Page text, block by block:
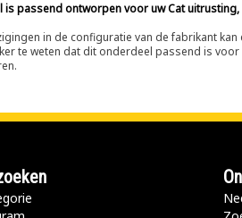
is passend ontworpen voor uw Cat
in de configuratie van de fabrikant
te weten dat dit onderdeel passend is